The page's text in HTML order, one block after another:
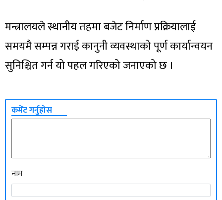
मन्त्रालयले स्थानीय तहमा बजेट निर्माण प्रक्रियालाई
समयमै सम्पन्न गराई कानुनी व्यवस्थाको पूर्ण कार्यान्वयन
सुनिश्चित गर्न यो पहल गरिएको जनाएको छ ।
कमेंट गर्नुहोस
नाम